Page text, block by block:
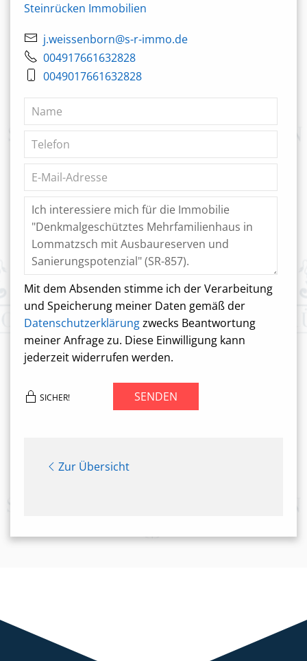
Steinrücken Immobilien
j.weissenborn@s-r-immo.de
004917661632828
0049017661632828
Mit dem Absenden stimme ich der Verarbeitung
und Speicherung meiner Daten gemäß der
Datenschutzerklärungzwecks Beantwortung
meiner Anfrage zu. Diese Einwilligung kann
jederzeit widerrufen werden.
SICHER! SENDEN
Zur Übersicht